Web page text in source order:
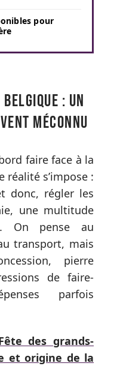
pour
: un
méconnu
faire face à la
réalité s’impose :
donc, régler les
une multitude
On pense au
transport, mais
pierre
de faire-
parfois
des grands-
et origine de la